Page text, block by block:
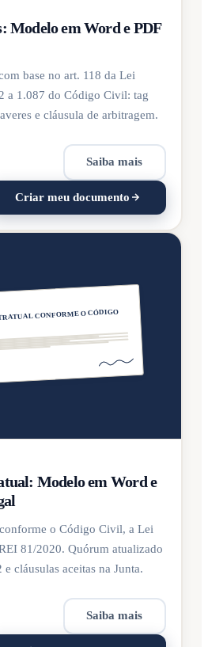
Modelo em Word e PDF
base no art. 118 da Lei
a 1.087 do Código Civil: tag
e cláusula de arbitragem.
Saiba mais
Criar meu documento
CONFORME O CÓDIGO
Modelo em Word e
o Código Civil, a Lei
81/2020. Quórum atualizado
cláusulas aceitas na Junta.
Saiba mais